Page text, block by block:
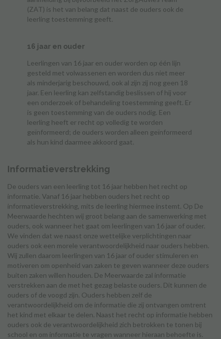
(ZAT) is het van belang dat naast de ouders ook de
leerling toestemming geeft.
16 jaar en ouder
Leerlingen van 16 jaar en ouder worden op één lijn
gesteld met volwassenen en worden dus niet meer
als minderjarig beschouwd, ook al zijn zij nog geen 18
jaar. Een leerling kan zelfstandig beslissen of hij voor
een onderzoek of behandeling toestemming geeft. Er
is geen toestemming van de ouders nodig. Een
leerling heeft er recht op volledig te worden
geïnformeerd; de ouders worden alleen geïnformeerd
als hun kind daarmee akkoord gaat.
Informatieverstrekking
De ouders van een leerling tot 16 jaar hebben het recht op
informatie. Vanaf 16 jaar hebben ouders het recht op
informatieverstrekking, mits de leerling hiermee instemt. Op De
Meerwaarde hechten wij groot belang aan de samenwerking met
ouders, ook wanneer het gaat om leerlingen van 16 jaar of ouder.
We vinden dat we naast onze wettelijke verplichtingen naar
ouders ook een morele verantwoordelijkheid naar ouders hebben.
Wij zullen daarom leerlingen van 16 jaar of ouder stimuleren en
motiveren om openheid van zaken te geven wanneer deze ouders
buiten zaken willen houden. De Meerwaarde zal informatie
verstrekken aan de met het gezag belaste ouders. Dit kunnen de
ouders of de voogd zijn. Ouders hebben zelf de
verantwoordelijkheid om de informatie die zij ontvangen omtrent
het kind met elkaar te delen. Naast het recht op informatie hebben
ouders ook de verantwoordelijkheid zich betrokken te tonen bij
school en om informatie te vragen wanneer hieraan behoefte is.